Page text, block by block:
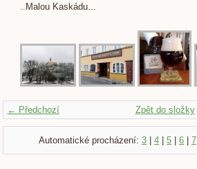
..Malou Kaskádu...
← Předchozí Zpět do složky
Automatické procházení: 3 | 4 | 5 | 6 | 7